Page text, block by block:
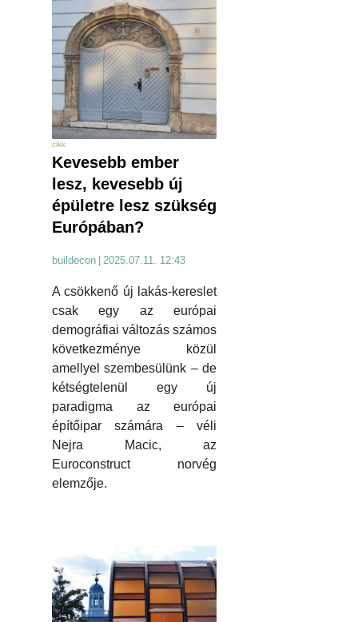
cikk
Kevesebb ember
lesz, kevesebb új
épületre lesz szükség
Európában?
buildecon 2025.07.11. 12:43
A csökkenő új lakás-kereslet
csak egy az európai
demográfiai változás számos
következménye közül
amellyel szembesülünk – de
kétségtelenül egy új
paradigma az európai
építőipar számára – véli
Nejra Macic, az
Euroconstruct norvég
elemzője.